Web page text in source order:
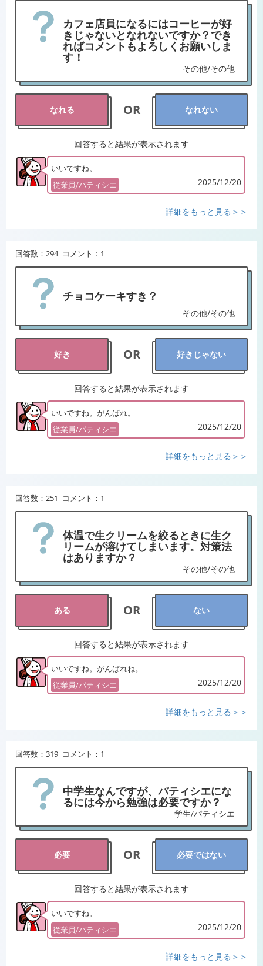
カフェ店員になるにはコーヒーが好
きじゃないとなれないですか？でき
ればコメントもよろしくお願いしま
す！
その他/その他
なれる OR なれない
回答すると結果が表示されます
いいですね。
従業員/パティシエ
2025/12/20
詳細をもっと見る＞＞
回答数：294 コメント：1
チョコケーキすき？
その他/その他
好き OR 好きじゃない
回答すると結果が表示されます
いいですね。がんばれ。
従業員/パティシエ
2025/12/20
詳細をもっと見る＞＞
回答数：251 コメント：1
体温で生クリームを絞るときに生ク
リームが溶けてしまいます。対策法
はありますか？
その他/その他
ある OR ない
回答すると結果が表示されます
いいですね。がんばれね。
従業員/パティシエ
2025/12/20
詳細をもっと見る＞＞
回答数：319 コメント：1
中学生なんですが、パティシエにな
るには今から勉強は必要ですか？
学生/パティシエ
必要 OR 必要ではない
回答すると結果が表示されます
いいですね。
従業員/パティシエ
2025/12/20
詳細をもっと見る＞＞